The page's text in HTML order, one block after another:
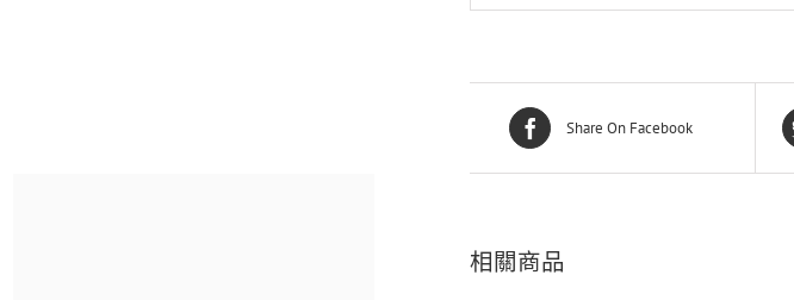
Share On Facebook
相關商品